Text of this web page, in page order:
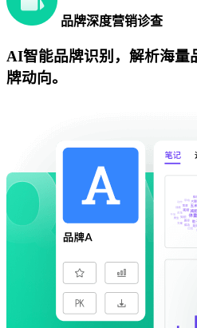
品牌深度营销诊查
AI智能品牌识别，解析海量
牌动向。